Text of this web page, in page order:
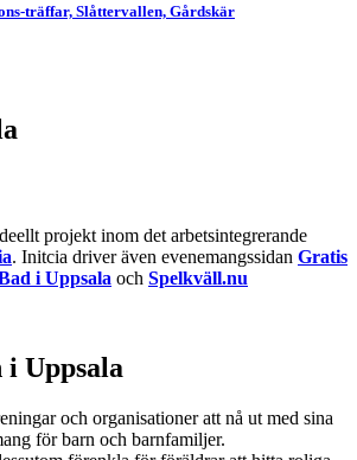
träffar, Slåttervallen, Gårdskär
projekt inom det arbetsintegrerande
. Initcia driver även evenemangssidan Gratis
i Uppsala och Spelkväll.nu
Uppsala
och organisationer att nå ut med sina
för barn och barnfamiljer.